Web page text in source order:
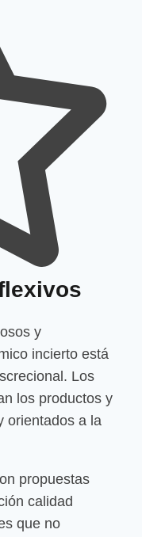
y
incierto está
Los
los productos y
orientados a la
propuestas
calidad
que no